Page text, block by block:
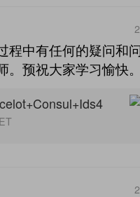
程中有任何的疑问和
。预祝大家学习愉快。